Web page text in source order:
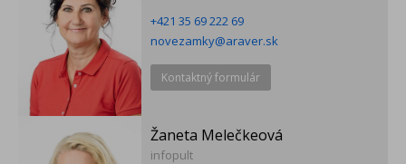
+421 35 69 222 69
novezamky@araver.sk
Kontaktný formulár
Žaneta Melečkeová
infopult